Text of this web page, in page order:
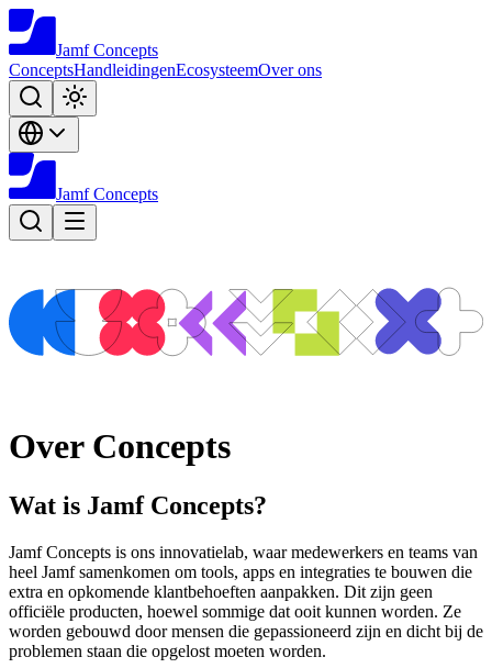
Jamf Concepts
ConceptsHandleidingenEcosysteemOver ons
Jamf Concepts
Over Concepts
Wat is Jamf Concepts?
Jamf Concepts is ons innovatielab, waar medewerkers en teams van
heel Jamf samenkomen om tools, apps en integraties te bouwen die
extra en opkomende klantbehoeften aanpakken. Dit zijn geen
officiële producten, hoewel sommige dat ooit kunnen worden. Ze
worden gebouwd door mensen die gepassioneerd zijn en dicht bij de
problemen staan die opgelost moeten worden.